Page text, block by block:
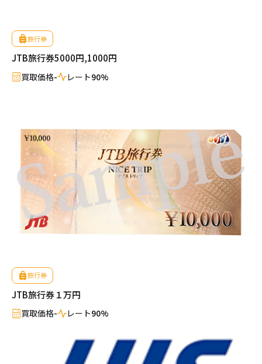
旅行券
JTB旅行券5000円,1000円
買取価格- レート90%
旅行券
JTB旅行券１万円
買取価格- レート90%